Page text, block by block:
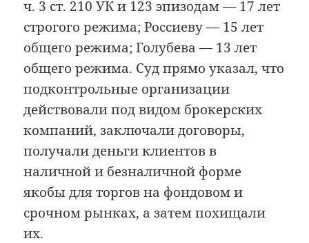
ч. 3 ст. 210 УК и 123 эпизодам — 17 лет
строгого режима; Россиеву — 15 лет
общего режима; Голубева — 13 лет
общего режима. Суд прямо указал, что
подконтрольные организации
действовали под видом брокерских
компаний, заключали договоры,
получали деньги клиентов в
наличной и безналичной форме
якобы для торгов на фондовом и
срочном рынках, а затем похищали
их.